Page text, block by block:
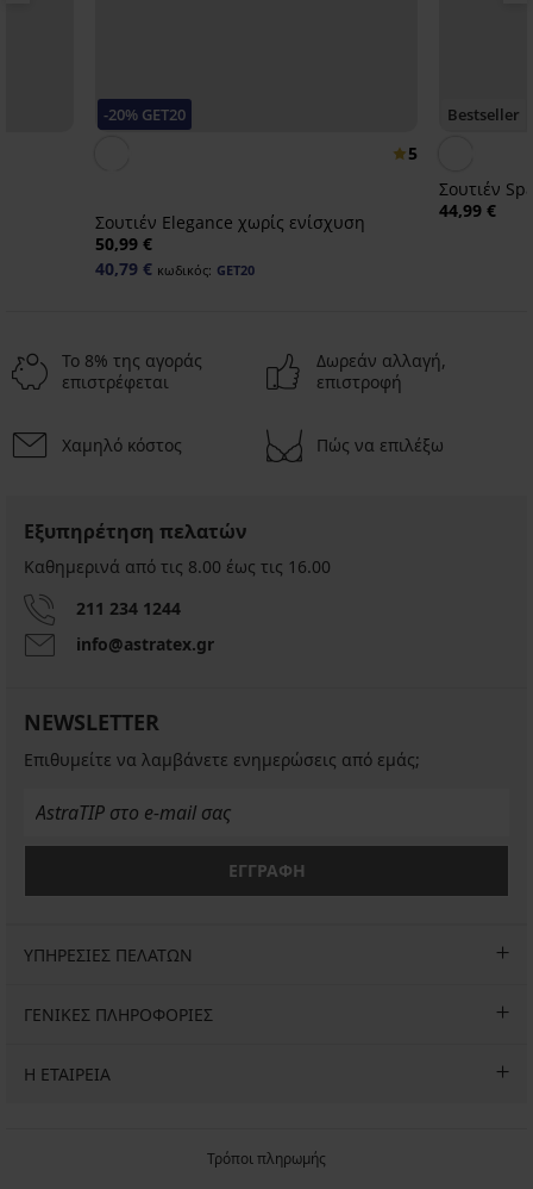
-20% GET20
5
Σουτιέν Elegance χωρίς ενίσχυση
50,99 €
40,79 € κωδικός: GET20
Bestseller
Σουτιέν
44,99 €
Το 8% της αγοράς
επιστρέφεται
Δωρεάν αλλαγή,
επιστροφή
Χαμηλό κόστος Πώς να επιλέξω
Εξυπηρέτηση πελατών
Καθημερινά από τις 8.00 έως τις 16.00
211 234 1244
info@astratex.gr
NEWSLETTER
Επιθυμείτε να λαμβάνετε ενημερώσεις από εμάς;
ΕΓΓΡΑΦΗ
ΥΠΗΡΕΣΙΕΣ ΠΕΛΑΤΩΝ
ΓΕΝΙΚΕΣ ΠΛΗΡΟΦΟΡΙΕΣ
Η ΕΤΑΙΡΕΙΑ
Τρόποι πληρωμής